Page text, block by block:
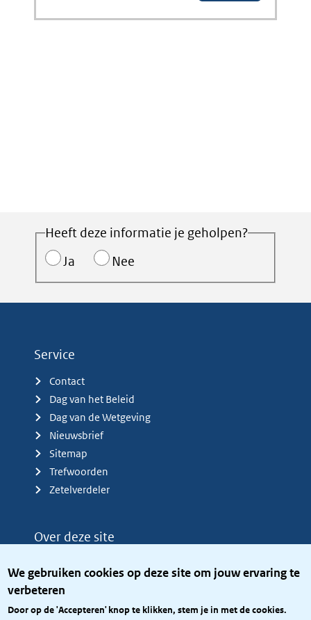
We gebruiken cookies op deze site om jouw ervaring te
verbeteren
Door op de 'Accepteren' knop te klikken, stem je in met de cookies.
Heeft deze informatie je geholpen?
Ja
Nee
Service
Contact
Dag van het Beleid
Dag van de Wetgeving
Nieuwsbrief
Sitemap
Trefwoorden
Zetelverdeler
Over deze site
Privacy